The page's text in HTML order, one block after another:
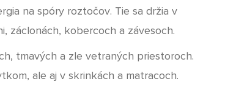
na spóry roztočov. Tie sa držia v
záclonách, kobercoch a závesoch.
tmavých a zle vetraných priestoroch.
ale aj v skrinkách a matracoch.